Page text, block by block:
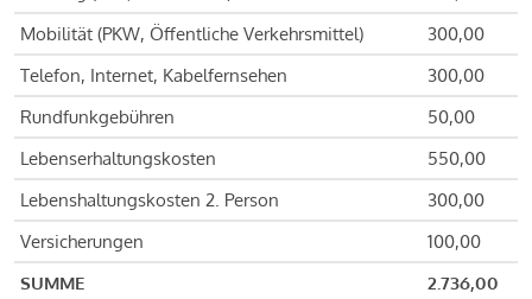
Mobilität (PKW, Öffentliche Verkehrsmittel)
300,00
Telefon, Internet, Kabelfernsehen
300,00
Rundfunkgebühren
50,00
Lebenserhaltungskosten
550,00
Lebenshaltungskosten 2. Person
300,00
Versicherungen
100,00
SUMME
2.736,00